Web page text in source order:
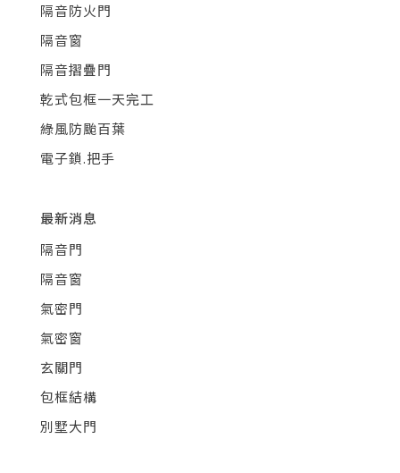
隔音防火門
隔音窗
隔音摺疊門
乾式包框一天完工
綠風防颱百葉
電子鎖.把手
最新消息
隔音門
隔音窗
氣密門
氣密窗
玄關門
包框結構
別墅大門